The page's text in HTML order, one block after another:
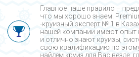
Главное наше правило –
что мы хорошо знаем.
-круизный эксперт № 1 в
нашей компании имеют опыт
и отлично знают круизы,
свою квалификацию по
найдем круиз для Вас везде,